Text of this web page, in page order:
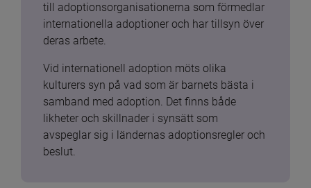
till adoptionsorganisationerna som förmedlar
internationella adoptioner och har tillsyn över
deras arbete.
Vid internationell adoption möts olika
kulturers syn på vad som är barnets bästa i
samband med adoption. Det finns både
likheter och skillnader i synsätt som
avspeglar sig i ländernas adoptionsregler och
beslut.